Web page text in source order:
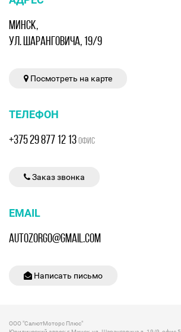
МИНСК,
УЛ. ШАРАНГОВИЧА, 19/9
Посмотреть на карте
ТЕЛЕФОН
+375 29 877 12 13ОФИС
Заказ звонка
EMAIL
AUTOZORGO@GMAIL.COM
Написать письмо
ООО "СалютМоторс Плюс"